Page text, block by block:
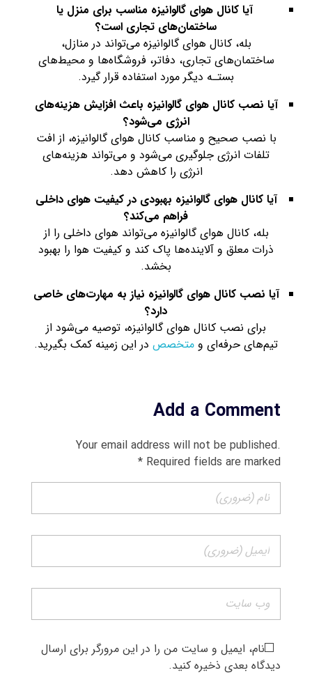
آیا کانال هوای گالوانیزه مناسب برای منزل یا
ساختمان‌های تجاری است؟
بله، کانال هوای گالوانیزه می‌تواند در منازل،
ساختمان‌های تجاری، دفاتر، فروشگاه‌ها و محیط‌های
بستـه دیگر مورد استفاده قرار گیرد.
آیا نصب کانال هوای گالوانیزه باعث افزایش هزینه‌های
انرژی می‌شود؟
با نصب صحیح و مناسب کانال هوای گالوانیزه، از افت
تلفات انرژی جلوگیری می‌شود و می‌تواند هزینه‌های
انرژی را کاهش دهد.
آیا کانال هوای گالوانیزه بهبودی در کیفیت هوای داخلی
فراهم می‌کند؟
بله، کانال هوای گالوانیزه می‌تواند هوای داخلی را از
ذرات معلق و آلاینده‌ها پاک کند و کیفیت هوا را بهبود
بخشد.
آیا نصب کانال هوای گالوانیزه نیاز به مهارت‌های خاصی
دارد؟
برای نصب کانال هوای گالوانیزه، توصیه می‌شود از
تیم‌های حرفه‌ای و متخصص در این زمینه کمک بگیرید.
Add a Comment
Your email address will not be published.
Required fields are marked *
نام، ایمیل و سایت من را در این مرورگر برای ارسال
دیدگاه بعدی ذخیره کنید.